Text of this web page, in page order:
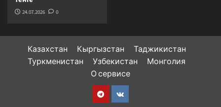
24.07.2026 0
Казахстан Кыргызстан
Таджикистан
Туркменистан
Узбекистан
Монголия
О сервисе
Telegram
VK